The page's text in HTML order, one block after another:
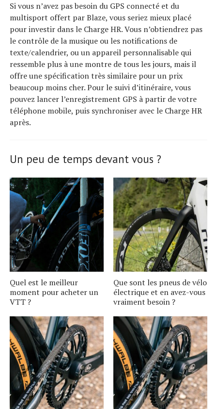
Si vous n’avez pas besoin du GPS connecté et du
multisport offert par Blaze, vous seriez mieux placé
pour investir dans le Charge HR. Vous n’obtiendrez pas
le contrôle de la musique ou les notifications de
texte/calendrier, ou un appareil personnalisable qui
ressemble plus à une montre de tous les jours, mais il
offre une spécification très similaire pour un prix
beaucoup moins cher. Pour le suivi d’itinéraire, vous
pouvez lancer l’enregistrement GPS à partir de votre
téléphone mobile, puis synchroniser avec le Charge HR
après.
Un peu de temps devant vous ?
Quel est le meilleur
moment pour acheter un
VTT ?
Que sont les pneus de vélo
électrique et en avez-vous
vraiment besoin ?